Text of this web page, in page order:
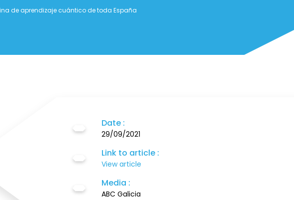
de aprendizaje cuántico de toda España
Date :
29/09/2021
Link to article :
View article
Media :
ABC Galicia